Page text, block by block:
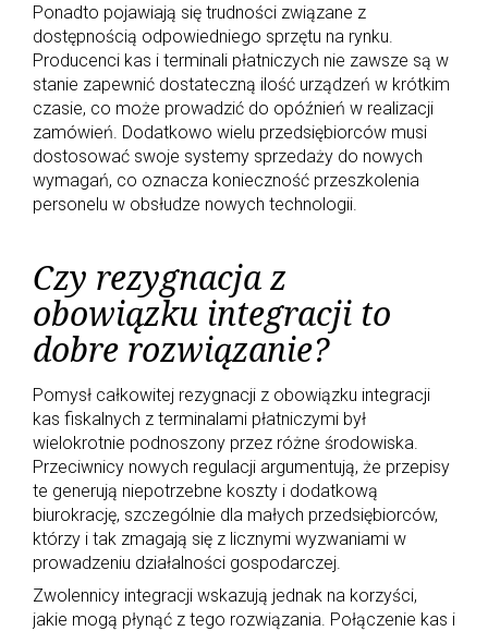
Ponadto pojawiają się trudności związane z
dostępnością odpowiedniego sprzętu na rynku.
Producenci kas i terminali płatniczych nie zawsze są w
stanie zapewnić dostateczną ilość urządzeń w krótkim
czasie, co może prowadzić do opóźnień w realizacji
zamówień. Dodatkowo wielu przedsiębiorców musi
dostosować swoje systemy sprzedaży do nowych
wymagań, co oznacza konieczność przeszkolenia
personelu w obsłudze nowych technologii.
Czy rezygnacja z
obowiązku integracji to
dobre rozwiązanie?
Pomysł całkowitej rezygnacji z obowiązku integracji
kas fiskalnych z terminalami płatniczymi był
wielokrotnie podnoszony przez różne środowiska.
Przeciwnicy nowych regulacji argumentują, że przepisy
te generują niepotrzebne koszty i dodatkową
biurokrację, szczególnie dla małych przedsiębiorców,
którzy i tak zmagają się z licznymi wyzwaniami w
prowadzeniu działalności gospodarczej.
Zwolennicy integracji wskazują jednak na korzyści,
jakie mogą płynąć z tego rozwiązania. Połączenie kas i